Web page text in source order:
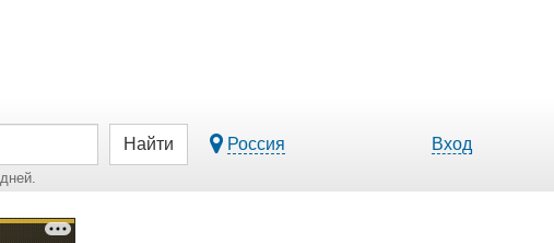
Найти Россия Вход